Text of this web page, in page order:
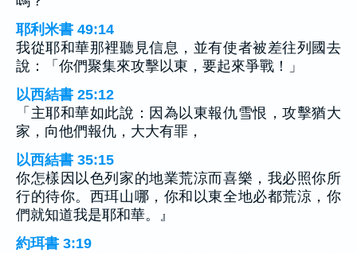
耶利米書 49:14
我從耶和華那裡聽見信息，並有使者被差往列國去
說：「你們聚集來攻擊以東，要起來爭戰！」
以西結書 25:12
「主耶和華如此說：因為以東報仇雪恨，攻擊猶大
家，向他們報仇，大大有罪，
以西結書 35:15
你怎樣因以色列家的地業荒涼而喜樂，我必照你所
行的待你。西珥山哪，你和以東全地必都荒涼，你
們就知道我是耶和華。』
約珥書 3:19